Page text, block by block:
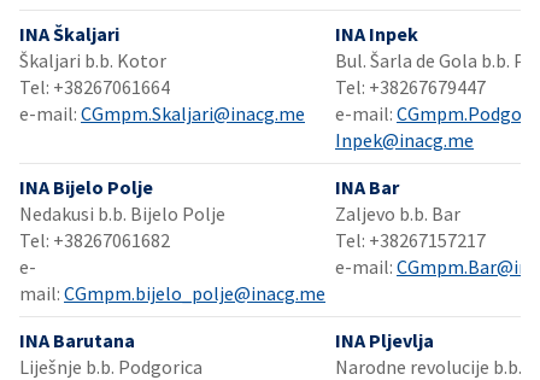
INA Škaljari
Škaljari b.b. Kotor
Tel: +38267061664
e-mail: CGmpm.Skaljari@inacg.me
INA Inpek
Bul. Šarla de Gola b.b.
Tel: +38267679447
e-mail:
Inpek@inacg.me
INA Bijelo Polje
Nedakusi b.b. Bijelo Polje​​
Tel: +38267061682​
e-
mail: CGmpm.bijelo_polje@inacg.me
INA Bar
Zaljevo b.b. Bar
Tel: +38267157217
e-mail:
INA Barutana
Liješnje b.b. Podgorica
INA Pljevlja
Narodne revolucije b.b.